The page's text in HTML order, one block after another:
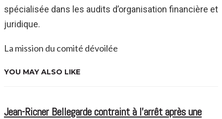
spécialisée dans les audits d’organisation financière et
juridique.
La mission du comité dévoilée
YOU MAY ALSO LIKE
Jean-Ricner Bellegarde contraint à l’arrêt après une